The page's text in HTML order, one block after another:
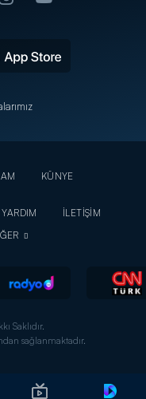
KÜNYE
YARDIM
İLETİŞİM
Saklıdır.
sağlanmaktadır.